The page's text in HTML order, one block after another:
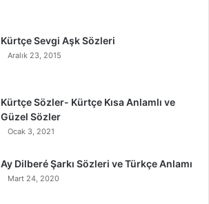
Kürtçe Sevgi Aşk Sözleri
Aralık 23, 2015
Kürtçe Sözler- Kürtçe Kısa Anlamlı ve
Güzel Sözler
Ocak 3, 2021
Ay Dilberé Şarkı Sözleri ve Türkçe Anlamı
Mart 24, 2020